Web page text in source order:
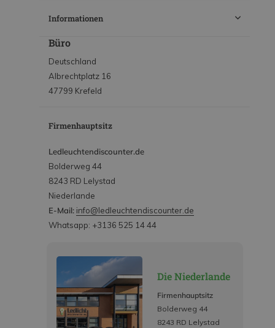
Informationen
Büro
Deutschland
Albrechtplatz 16
47799 Krefeld
Firmenhauptsitz
Ledleuchtendiscounter.de
Bolderweg 44
8243 RD Lelystad
Niederlande
E-Mail: info@ledleuchtendiscounter.de
Whatsapp: +3136 525 14 44
Die Niederlande
Firmenhauptsitz
Bolderweg 44
8243 RD Lelystad